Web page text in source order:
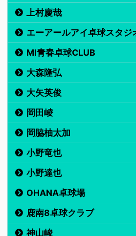
上村慶哉
エーアールアイ卓球スタジ
MI青春卓球CLUB
大森隆弘
大矢英俊
岡田崚
岡脇柚太加
小野竜也
小野達也
OHANA卓球場
鹿南8卓球クラブ
神山峻